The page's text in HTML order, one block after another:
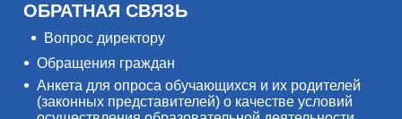
ОБРАТНАЯ СВЯЗЬ
Вопрос директору
Обращения граждан
Анкета для опроса обучающихся и их родителей
(законных представителей) о качестве условий